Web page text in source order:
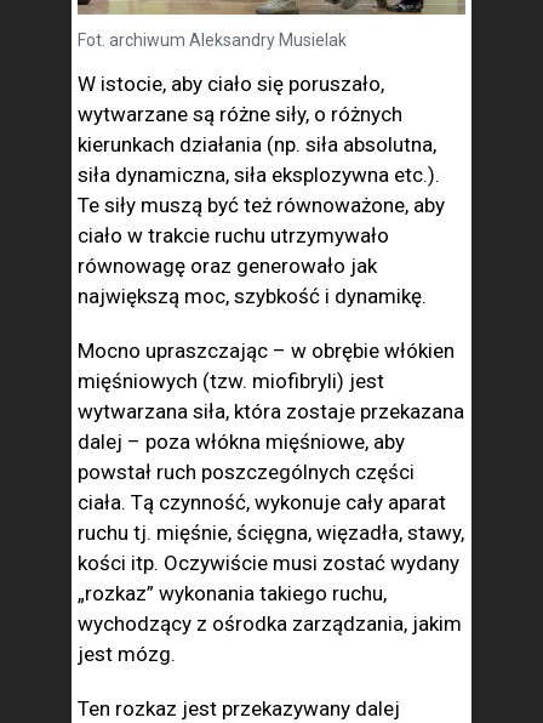
Fot. archiwum Aleksandry Musielak
W istocie, aby ciało się poruszało,
wytwarzane są różne siły, o różnych
kierunkach działania (np. siła absolutna,
siła dynamiczna, siła eksplozywna etc.).
Te siły muszą być też równoważone, aby
ciało w trakcie ruchu utrzymywało
równowagę oraz generowało jak
największą moc, szybkość i dynamikę.
Mocno upraszczając – w obrębie włókien
mięśniowych (tzw. miofibryli) jest
wytwarzana siła, która zostaje przekazana
dalej – poza włókna mięśniowe, aby
powstał ruch poszczególnych części
ciała. Tą czynność, wykonuje cały aparat
ruchu tj. mięśnie, ścięgna, więzadła, stawy,
kości itp. Oczywiście musi zostać wydany
„rozkaz” wykonania takiego ruchu,
wychodzący z ośrodka zarządzania, jakim
jest mózg.
Ten rozkaz jest przekazywany dalej